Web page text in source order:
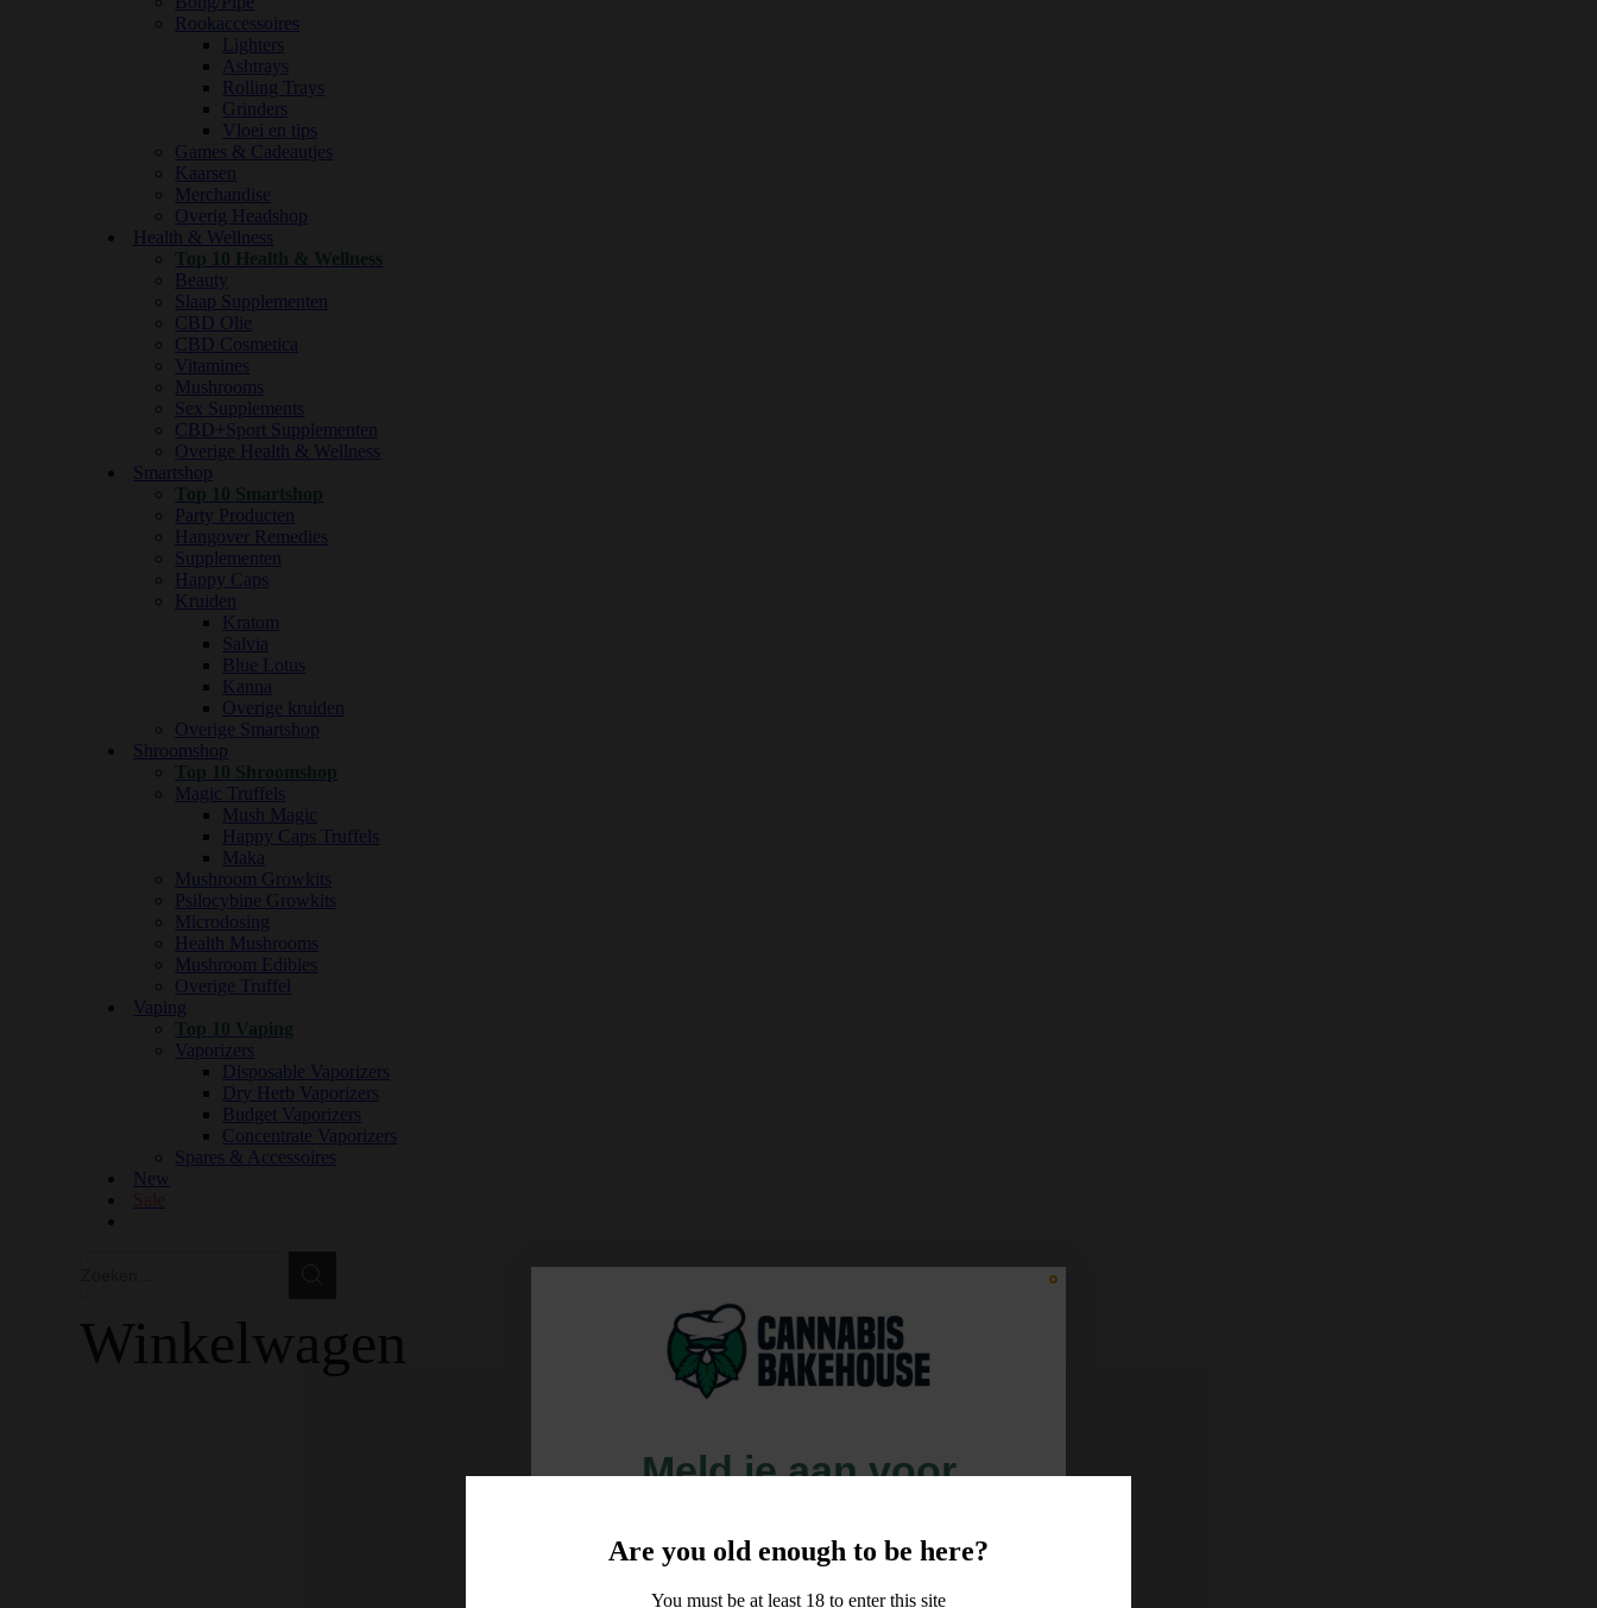
Are you old enough to be here?
You must be at least 18 to enter this site
Rookaccessoires
Lighters
Ashtrays
Rolling Trays
Grinders
Vloei en tips
Games & Cadeautjes
Kaarsen
Merchandise
Overig Headshop
Health & Wellness
Top 10 Health & Wellness
Beauty
Slaap Supplementen
CBD Olie
CBD Cosmetica
Vitamines
Mushrooms
Sex Supplements
CBD+Sport Supplementen
Overige Health & Wellness
Smartshop
Top 10 Smartshop
Party Producten
Hangover Remedies
Supplementen
Happy Caps
Kruiden
Kratom
Salvia
Blue Lotus
Kanna
Overige kruiden
Overige Smartshop
Shroomshop
Top 10 Shroomshop
Magic Truffels
Mush Magic
Happy Caps Truffels
Maka
Mushroom Growkits
Psilocybine Growkits
Microdosing
Health Mushrooms
Mushroom Edibles
Overige Truffel
Vaping
Top 10 Vaping
Vaporizers
Disposable Vaporizers
Dry Herb Vaporizers
Budget Vaporizers
Concentrate Vaporizers
Spares & Accessoires
New
Winkelwagen
Meld je aan voor
10% korting